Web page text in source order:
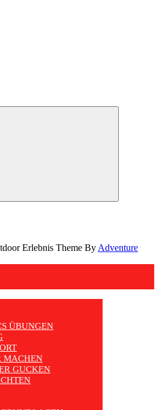
Erlebnis Theme By Adventure
ÜBUNGEN
MACHEN
GUCKEN